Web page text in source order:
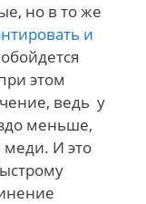
но в то же
и
этом
ведь у
меньше,
И это